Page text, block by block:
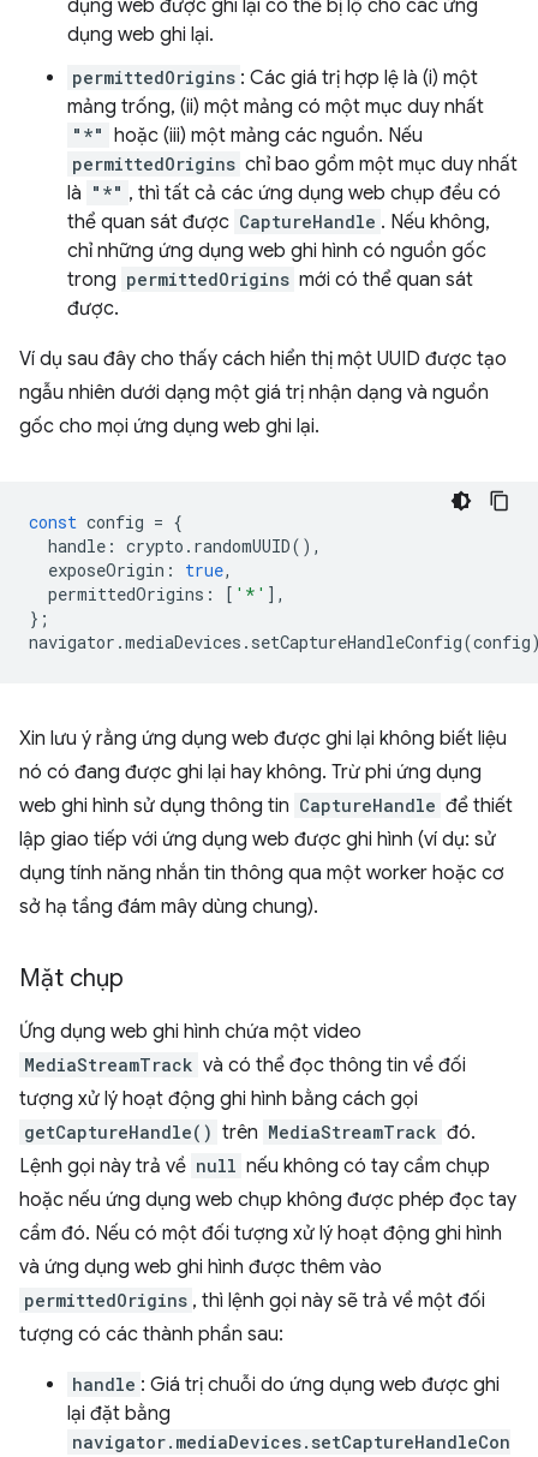
dụng web được ghi lại có thể bị lộ cho các ứng
dụng web ghi lại.
permittedOrigins : Các giá trị hợp lệ là (i) một
mảng trống, (ii) một mảng có một mục duy nhất
"*" hoặc (iii) một mảng các nguồn. Nếu
permittedOrigins chỉ bao gồm một mục duy nhất
là "*" , thì tất cả các ứng dụng web chụp đều có
thể quan sát được CaptureHandle . Nếu không,
chỉ những ứng dụng web ghi hình có nguồn gốc
trong permittedOrigins mới có thể quan sát
được.
Ví dụ sau đây cho thấy cách hiển thị một UUID được tạo
ngẫu nhiên dưới dạng một giá trị nhận dạng và nguồn
gốc cho mọi ứng dụng web ghi lại.
const config = {
handle : crypto . randomUUID(),
exposeOrigin : true,
permittedOrigins : [ '*' ],
};
navigator .mediaDevices . setCaptureHandleConfig(config
Xin lưu ý rằng ứng dụng web được ghi lại không biết liệu
nó có đang được ghi lại hay không. Trừ phi ứng dụng
web ghi hình sử dụng thông tin CaptureHandle để thiết
lập giao tiếp với ứng dụng web được ghi hình (ví dụ: sử
dụng tính năng nhắn tin thông qua một worker hoặc cơ
sở hạ tầng đám mây dùng chung).
Mặt chụp
Ứng dụng web ghi hình chứa một video
MediaStreamTrack và có thể đọc thông tin về đối
tượng xử lý hoạt động ghi hình bằng cách gọi
getCaptureHandle() trên MediaStreamTrack đó.
Lệnh gọi này trả về null nếu không có tay cầm chụp
hoặc nếu ứng dụng web chụp không được phép đọc tay
cầm đó. Nếu có một đối tượng xử lý hoạt động ghi hình
và ứng dụng web ghi hình được thêm vào
permittedOrigins , thì lệnh gọi này sẽ trả về một đối
tượng có các thành phần sau:
handle : Giá trị chuỗi do ứng dụng web được ghi
lại đặt bằng
navigator.mediaDevices.setCaptureHandleCon